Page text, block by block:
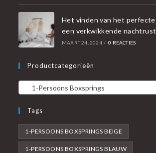
Het vinden van het
een verkwikkende nachtrust
MAART 24, 2024 / 0 REACTIES
Productcategorieën
1-Persoons Boxsprings
Tags
1-PERSOONS BOXSPRINGS BEIGE
1-PERSOONS BOXSPRINGS BLAUW